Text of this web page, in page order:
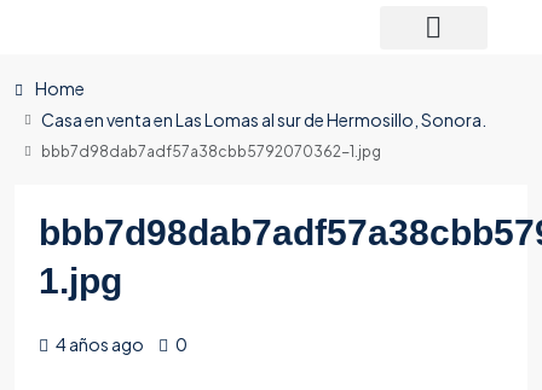
Home
Casa en venta en Las Lomas al sur de Hermosillo, Sonora.
bbb7d98dab7adf57a38cbb5792070362-1.jpg
1.jpg
4 años ago 0